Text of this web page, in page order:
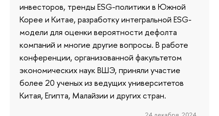
инвесторов, тренды ESG-политики в Южной
Корее и Китае, разработку интегральной ESG-
модели для оценки вероятности дефолта
компаний и многие другие вопросы. В работе
конференции, организованной факультетом
экономических наук ВШЭ, приняли участие
более 20 ученых из ведущих университетов
Китая, Египта, Малайзии и других стран.